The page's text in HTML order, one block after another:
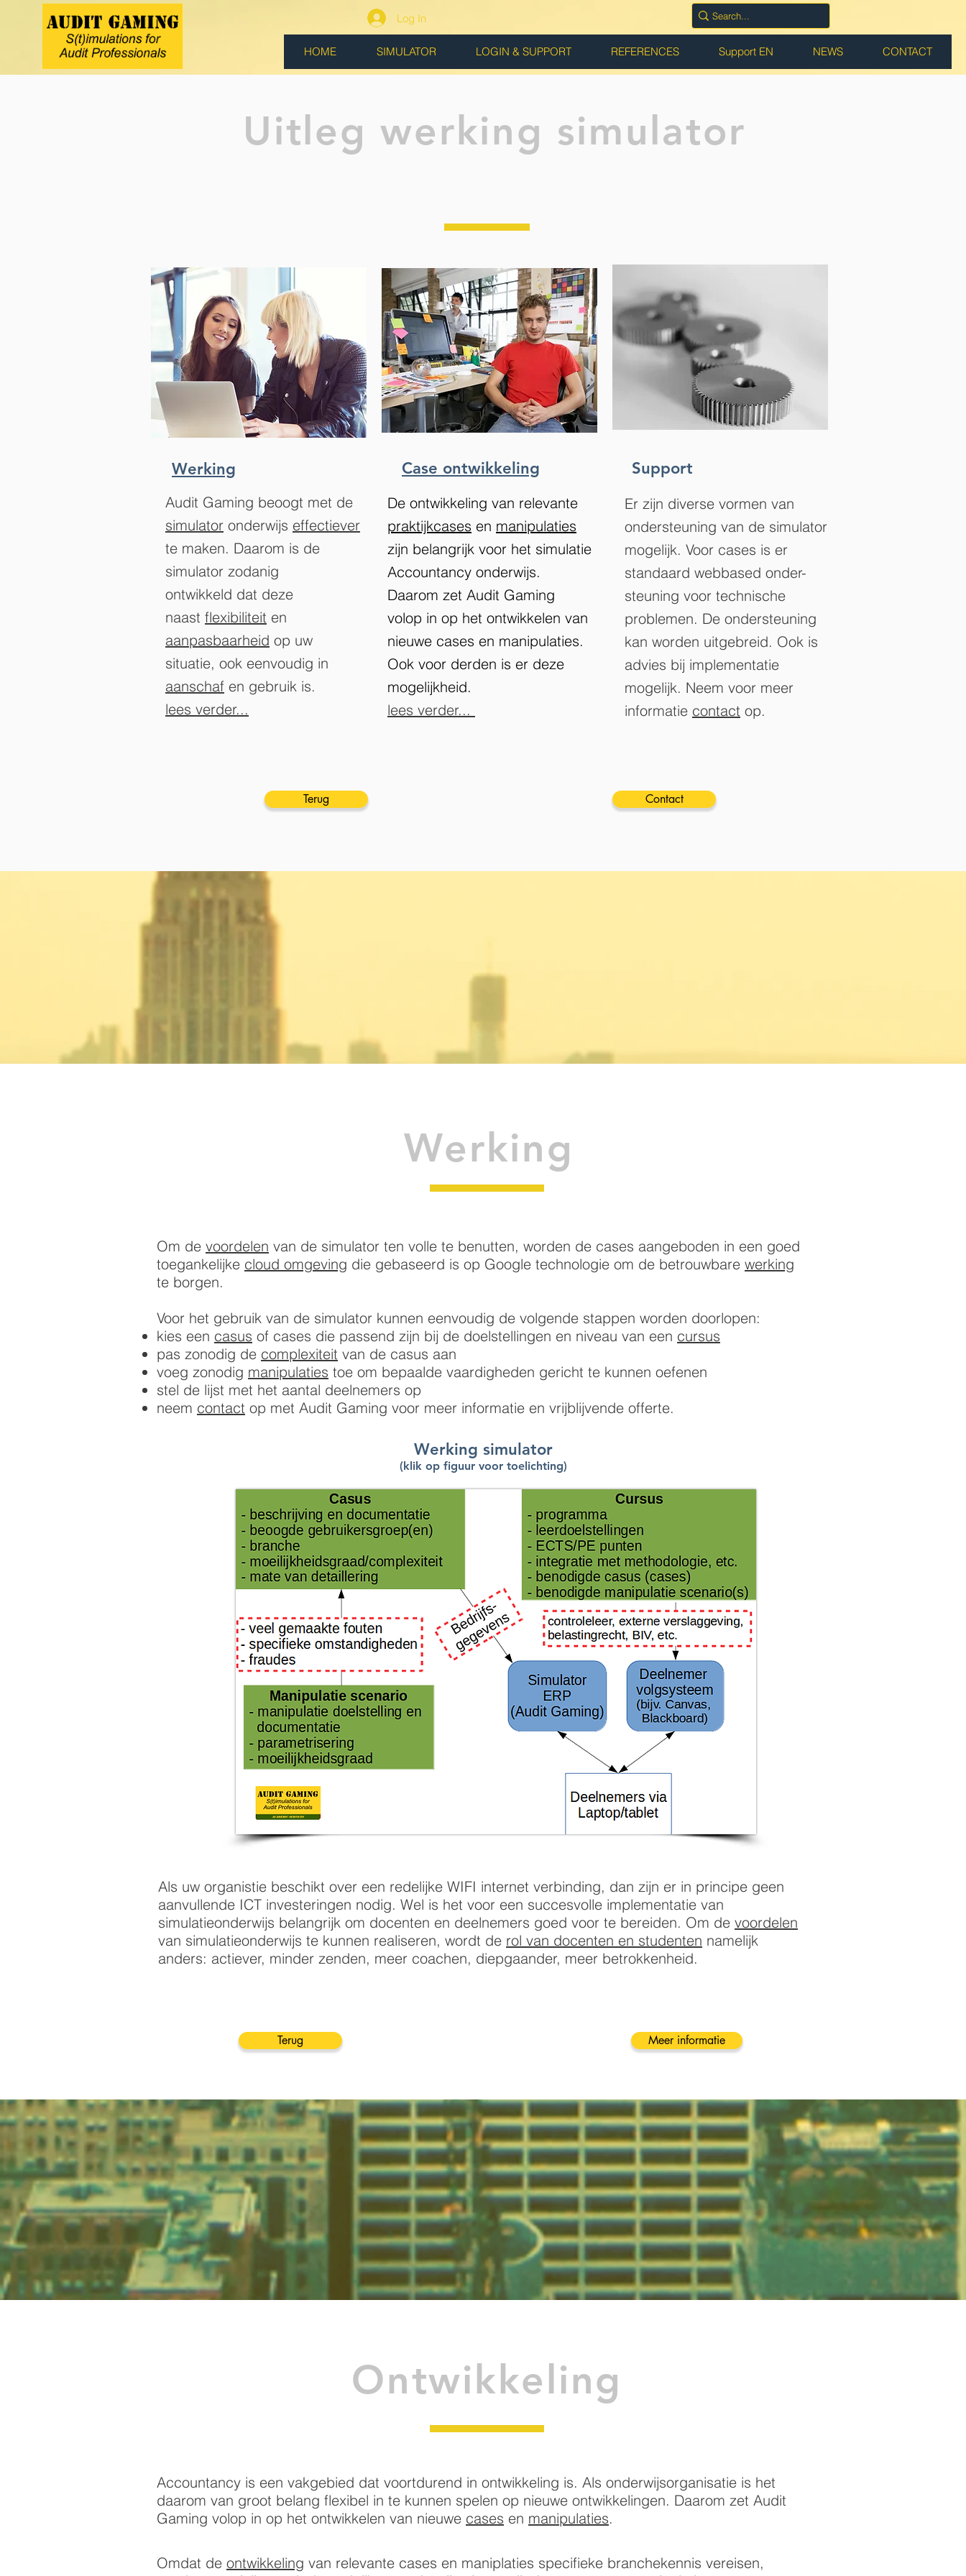
HOME SIMULATOR LOGIN & SUPPORT REFERENCES Support EN NEWS CONTACT
Log In
Uitleg werking simulator
Werking
Audit Gaming beoogt met de
simulator onderwijs effectiever
te maken. Daarom is de
simulator zodanig
ontwikkeld dat deze
naast flexibiliteit en
aanpasbaarheid op uw
situatie, ook eenvoudig in
aanschaf en gebruik is.
lees verder...
Case ontwikkeling
De ontwikkeling van relevante
praktijkcases en manipulaties
zijn belangrijk voor het simulatie
Accountancy onderwijs.
Daarom zet Audit Gaming
volop in op het ontwikkelen van
nieuwe cases en manipulaties.
Ook voor derden is er deze
mogelijkheid.
lees verder...
Support
Er zijn diverse vormen van
ondersteuning van de simulator
mogelijk. Voor cases is er
standaard webbased onder-
steuning voor technische
problemen. De ondersteuning
kan worden uitgebreid. Ook is
advies bij implementatie
mogelijk. Neem voor meer
informatie contact op.
Terug Contact
Werking
Om de voordelen van de simulator ten volle te benutten, worden de cases aangeboden in een goed
toegankelijke cloud omgeving die gebaseerd is op Google technologie om de betrouwbare werking
te borgen.
Voor het gebruik van de simulator kunnen eenvoudig de volgende stappen worden doorlopen:
kies een casus of cases die passend zijn bij de doelstellingen en niveau van een cursus
pas zonodig de complexiteit van de casus aan
voeg zonodig manipulaties toe om bepaalde vaardigheden gericht te kunnen oefenen
stel de lijst met het aantal deelnemers op
neem contact op met Audit Gaming voor meer informatie en vrijblijvende offerte.
Werking simulator
(klik op figuur voor toelichting)
Als uw organistie beschikt over een redelijke WIFI internet verbinding, dan zijn er in principe geen
aanvullende ICT investeringen nodig. Wel is het voor een succesvolle implementatie van
simulatieonderwijs belangrijk om docenten en deelnemers goed voor te bereiden. Om de voordelen
van simulatieonderwijs te kunnen realiseren, wordt de rol van docenten en studenten namelijk
anders: actiever, minder zenden, meer coachen, diepgaander, meer betrokkenheid.
Terug Meer informatie
Ontwikkeling
Accountancy is een vakgebied dat voortdurend in ontwikkeling is. Als onderwijsorganisatie is het
daarom van groot belang flexibel in te kunnen spelen op nieuwe ontwikkelingen. Daarom zet Audit
Gaming volop in op het ontwikkelen van nieuwe cases en manipulaties.
Omdat de ontwikkeling van relevante cases en maniplaties specifieke branchekennis vereisen,